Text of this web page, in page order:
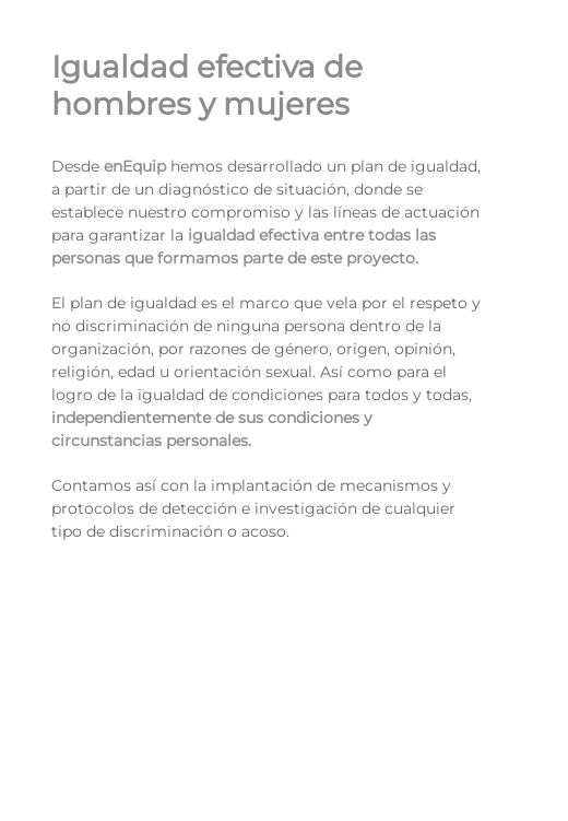
Igualdad efectiva de
hombres y mujeres
Desde enEquiphemos desarrollado un plan de igualdad,
a partir de un diagnóstico de situación, donde se
establece nuestro compromiso y las líneas de actuación
para garantizar la igualdad efectiva entre todas las
personas que formamos parte de este proyecto.
El plan de igualdad es el marco que vela por el respeto y
no discriminación de ninguna persona dentro de la
organización, por razones de género, origen, opinión,
religión, edad u orientación sexual. Así como para el
logro de la igualdad de condiciones para todos y todas,
independientemente de sus condiciones y
circunstancias personales.
Contamos así con la implantación de mecanismos y
protocolos de detección e investigación de cualquier
tipo de discriminación o acoso.